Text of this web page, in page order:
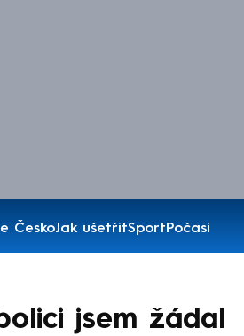
ČeskoJak ušetřitSportPočasí
jsem žádal